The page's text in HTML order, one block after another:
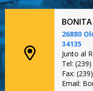
BONITA
26880
34135
Junto al
Tel:
Fax:
Email: